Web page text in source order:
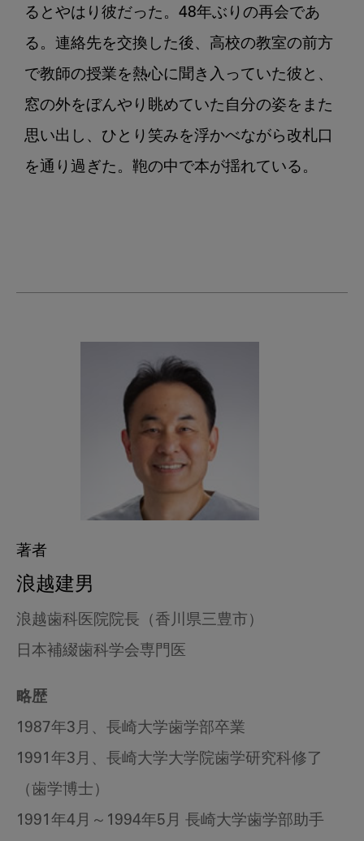
るとやはり彼だった。48年ぶりの再会であ
る。連絡先を交換した後、高校の教室の前方
で教師の授業を熱心に聞き入っていた彼と、
窓の外をぼんやり眺めていた自分の姿をまた
思い出し、ひとり笑みを浮かべながら改札口
を通り過ぎた。鞄の中で本が揺れている。
著者
浪越建男
浪越歯科医院院長（香川県三豊市）
日本補綴歯科学会専門医
略歴
1987年3月、長崎大学歯学部卒業
1991年3月、長崎大学大学院歯学研究科修了
（歯学博士）
1991年4月～1994年5月 長崎大学歯学部助手